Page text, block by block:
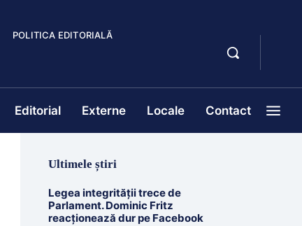
POLITICA EDITORIALĂ
Editorial Externe Locale Contact
Ultimele știri
Legea integrității trece de
Parlament. Dominic Fritz
reacționează dur pe Facebook